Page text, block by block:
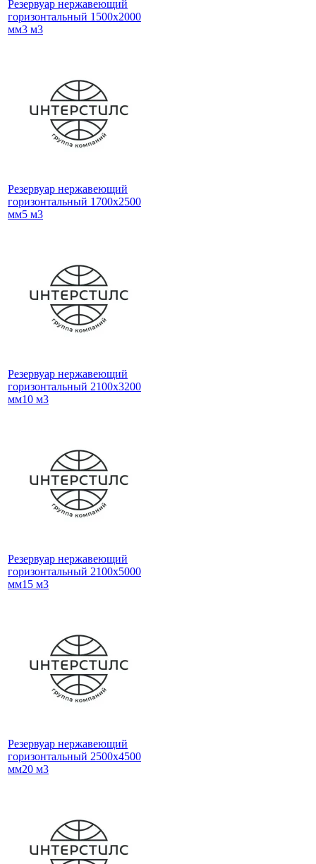
Резервуар нержавеющий
горизонтальный 1500x2000
мм3 м3
Резервуар нержавеющий
горизонтальный 1700x2500
мм5 м3
Резервуар нержавеющий
горизонтальный 2100x3200
мм10 м3
Резервуар нержавеющий
горизонтальный 2100x5000
мм15 м3
Резервуар нержавеющий
горизонтальный 2500x4500
мм20 м3